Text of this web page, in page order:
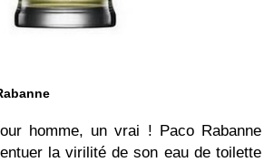
homme, un vrai ! Paco Rabanne
la virilité de son eau de toilette